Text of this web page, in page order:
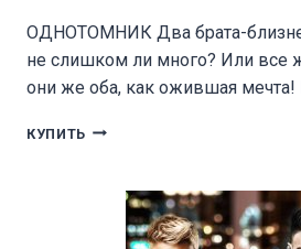
ОДНОТОМНИК Два брата-
не слишком ли много? Или все
они же оба, как ожившая
КУПИТЬ ДВА
СЕКРЕТА